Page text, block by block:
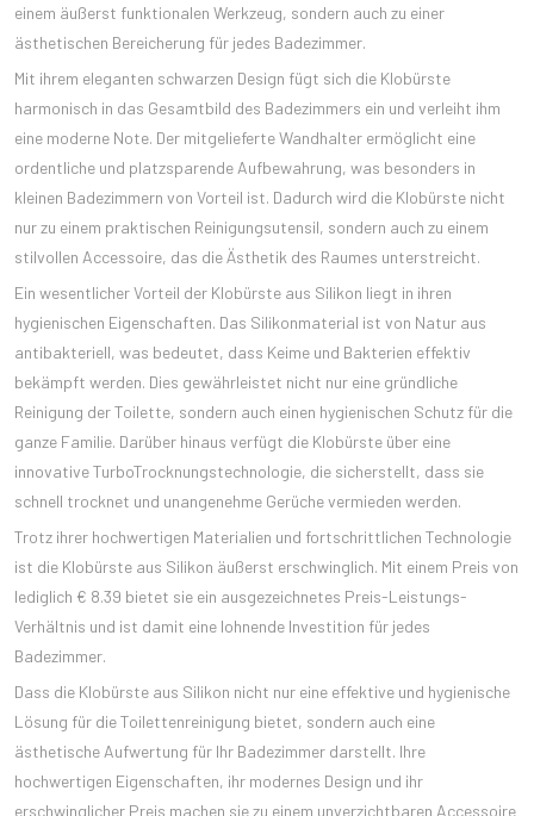
einem äußerst funktionalen Werkzeug, sondern auch zu einer
ästhetischen Bereicherung für jedes Badezimmer.
Mit ihrem eleganten schwarzen Design fügt sich die Klobürste
harmonisch in das Gesamtbild des Badezimmers ein und verleiht ihm
eine moderne Note. Der mitgelieferte Wandhalter ermöglicht eine
ordentliche und platzsparende Aufbewahrung, was besonders in
kleinen Badezimmern von Vorteil ist. Dadurch wird die Klobürste nicht
nur zu einem praktischen Reinigungsutensil, sondern auch zu einem
stilvollen Accessoire, das die Ästhetik des Raumes unterstreicht.
Ein wesentlicher Vorteil der Klobürste aus Silikon liegt in ihren
hygienischen Eigenschaften. Das Silikonmaterial ist von Natur aus
antibakteriell, was bedeutet, dass Keime und Bakterien effektiv
bekämpft werden. Dies gewährleistet nicht nur eine gründliche
Reinigung der Toilette, sondern auch einen hygienischen Schutz für die
ganze Familie. Darüber hinaus verfügt die Klobürste über eine
innovative TurboTrocknungstechnologie, die sicherstellt, dass sie
schnell trocknet und unangenehme Gerüche vermieden werden.
Trotz ihrer hochwertigen Materialien und fortschrittlichen Technologie
ist die Klobürste aus Silikon äußerst erschwinglich. Mit einem Preis von
lediglich € 8.39 bietet sie ein ausgezeichnetes Preis-Leistungs-
Verhältnis und ist damit eine lohnende Investition für jedes
Badezimmer.
Dass die Klobürste aus Silikon nicht nur eine effektive und hygienische
Lösung für die Toilettenreinigung bietet, sondern auch eine
ästhetische Aufwertung für Ihr Badezimmer darstellt. Ihre
hochwertigen Eigenschaften, ihr modernes Design und ihr
erschwinglicher Preis machen sie zu einem unverzichtbaren Accessoire